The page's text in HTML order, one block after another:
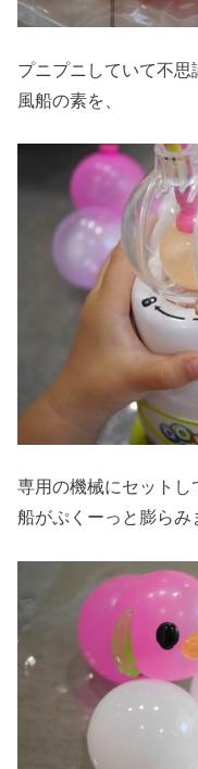
プニプニしていて不思
風船の素を、
専用の機械にセット
船がぷくーっと膨らみ